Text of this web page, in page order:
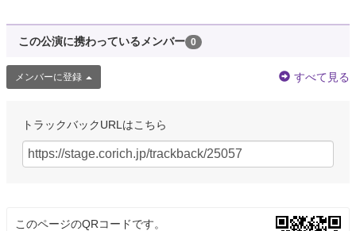
この公演に携わっているメンバー 0
メンバーに登録 すべて見る
トラックバックURLはこちら
このページのQRコードです。